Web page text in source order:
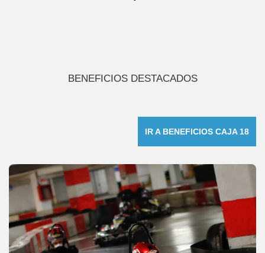
BENEFICIOS DESTACADOS
IR A BENEFICIOS CAJA 18